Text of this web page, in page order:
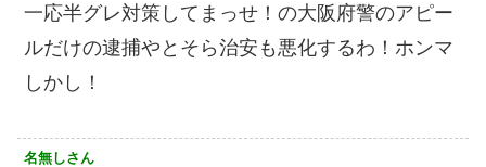
一応半グレ対策してまっせ！の大阪府警のアピー
ルだけの逮捕やとそら治安も悪化するわ！ホンマ
しかし！
名無しさん